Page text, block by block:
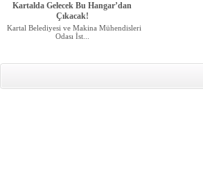
Kartalda Gelecek Bu Hangar’dan
Çıkacak!
Kartal Belediyesi ve Makina Mühendisleri
Odası İst...